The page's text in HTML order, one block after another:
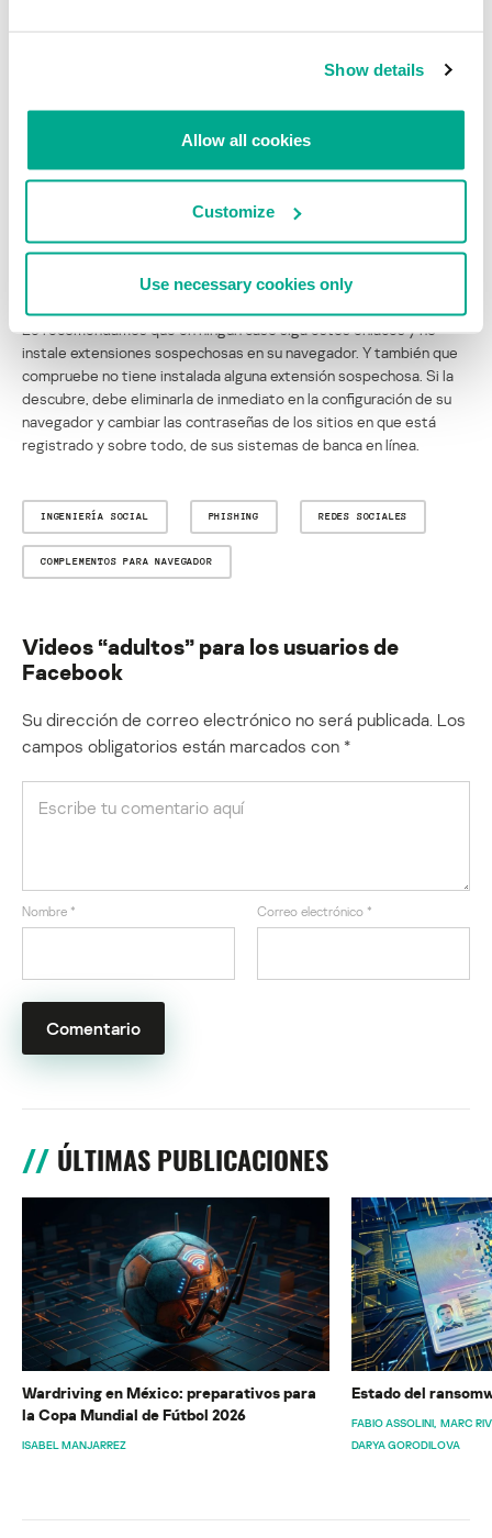
Show details
Allow all cookies
Customize
Use necessary cookies only
instalación. Como resultado, la extensión adquiere acceso de
lectura a todos los datos en el navegador, lo que puede permitirá a
datos de tarjeta de crédito y otra información sensible que
introduzca el usuario. Como si esto fuera poco, más adelante la
extensión puede continuar difundiendo los enlaces en Facebook,
pero ya en el nombre del usuario y entre sus amigos.
Le recomendamos que en ningún caso siga estos enlaces y no
instale extensiones sospechosas en su navegador. Y también que
compruebe no tiene instalada alguna extensión sospechosa. Si la
descubre, debe eliminarla de inmediato en la configuración de su
navegador y cambiar las contraseñas de los sitios en que está
registrado y sobre todo, de sus sistemas de banca en línea.
INGENIERÍA SOCIAL PHISHING REDES SOCIALES
COMPLEMENTOS PARA NAVEGADOR
Videos “adultos” para los usuarios de
Facebook
Su dirección de correo electrónico no será publicada. Los
campos obligatorios están marcados con *
Nombre * Correo electrónico *
ÚLTIMAS PUBLICACIONES
Wardriving en México: preparativos para
la Copa Mundial de Fútbol 2026
ISABEL MANJARREZ
Estado del
FABIO ASSOLINI MARC
DARYA GORODILOVA